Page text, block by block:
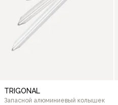
TRIGONAL
Запасной алюминиевый колышек